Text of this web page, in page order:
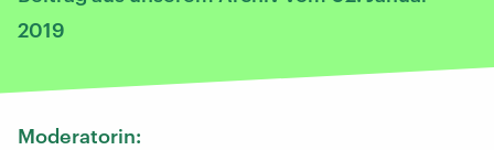
2019
Moderatorin: